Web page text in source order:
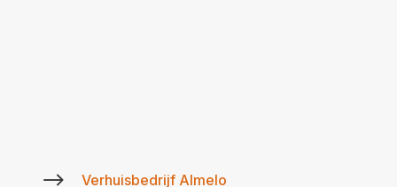
$ Verhuisbedrijf Almelo